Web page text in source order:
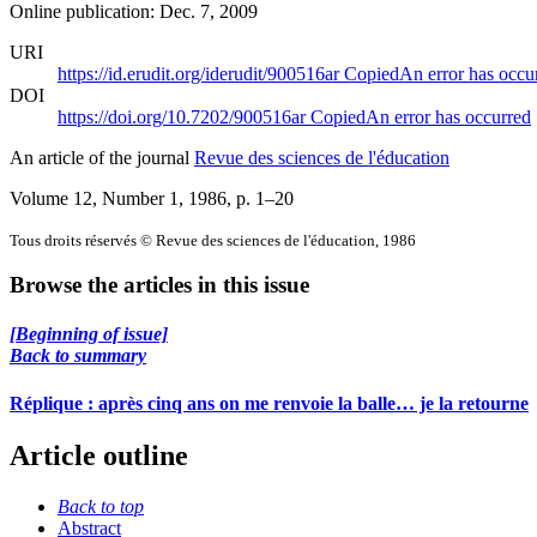
Online publication: Dec. 7, 2009
URI
https://id.erudit.org/iderudit/900516arCopiedAn error has
DOI
https://doi.org/10.7202/900516arCopiedAn error has occurred
An article of the journal Revue des sciences de l'éducation
Volume 12, Number 1, 1986, p. 1–20
Tous droits réservés © Revue des sciences de l'éducation, 1986
Browse the articles in this issue
[Beginning of issue]
Back to summary
Réplique : après cinq ans on me renvoie la balle… je la retourne
Article outline
Back to top
Abstract